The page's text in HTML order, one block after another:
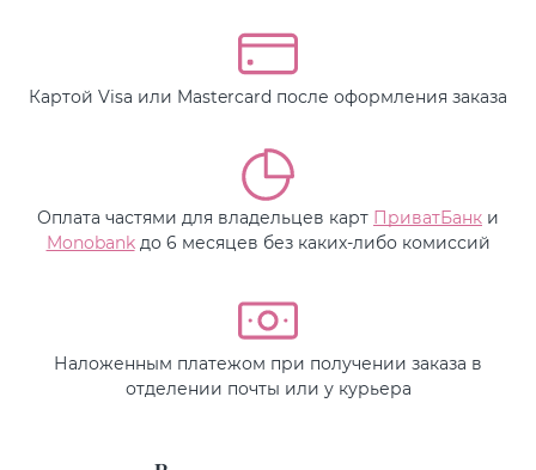
Картой Visa или Mastercard после оформления заказа
Оплата частями для владельцев карт ПриватБанк и
Monobankдо 6 месяцев без каких-либо комиссий
Наложенным платежом при получении заказа в
отделении почты или у курьера